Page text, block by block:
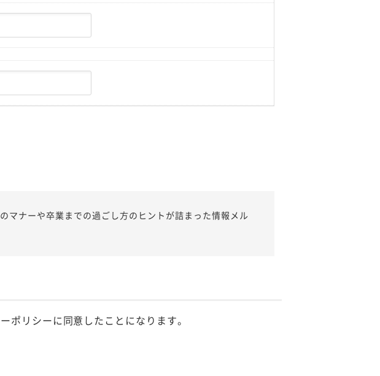
マナーや卒業までの過ごし方のヒントが詰まった情報メル
ポリシーに同意したことになります。